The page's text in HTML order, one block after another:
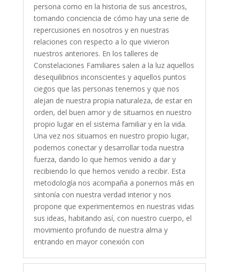
persona como en la historia de sus ancestros,
tomando conciencia de cómo hay una serie de
repercusiones en nosotros y en nuestras
relaciones con respecto a lo que vivieron
nuestros anteriores. En los talleres de
Constelaciones Familiares salen a la luz aquellos
desequilibrios inconscientes y aquellos puntos
ciegos que las personas tenemos y que nos
alejan de nuestra propia naturaleza, de estar en
orden, del buen amor y de situarnos en nuestro
propio lugar en el sistema familiar y en la vida.
Una vez nos situamos en nuestro propio lugar,
podemos conectar y desarrollar toda nuestra
fuerza, dando lo que hemos venido a dar y
recibiendo lo que hemos venido a recibir. Esta
metodología nos acompaña a ponernos más en
sintonía con nuestra verdad interior y nos
propone que experimentemos en nuestras vidas
sus ideas, habitando así, con nuestro cuerpo, el
movimiento profundo de nuestra alma y
entrando en mayor conexión con